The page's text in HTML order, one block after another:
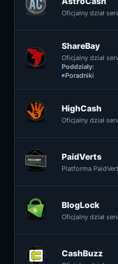
Oficjalny dział
ShareBay
Oficjalny dział
Poddziały:
Poradniki
HighCash
Oficjalny dział
PaidVerts
Platforma
BlogLock
Oficjalny dział
CashBuzz